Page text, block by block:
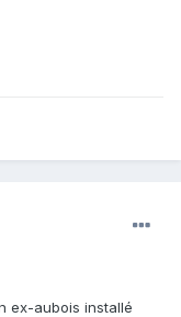
ex-aubois installé